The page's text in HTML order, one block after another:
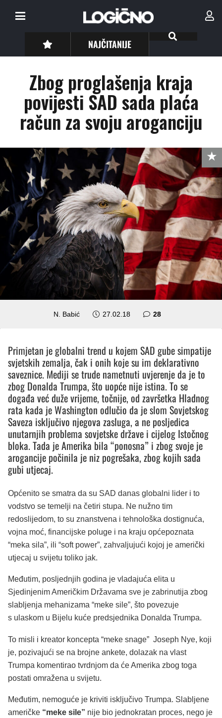
NAJČITANIJE
Zbog proglašenja kraja
povijesti SAD sada plaća
račun za svoju aroganciju
N. Babić 27.02.18 28komentara
Primjetan je globalni trend u kojem SAD gube simpatije
svjetskih zemalja, čak i onih koje su im deklarativno
saveznice. Mediji se trude nametnuti uvjerenje da je to
zbog Donalda Trumpa, što uopće nije istina. To se
događa već duže vrijeme, točnije, od završetka Hladnog
rata kada je Washington odlučio da je slom Sovjetskog
Saveza isključivo njegova zasluga, a ne posljedica
unutarnjih problema sovjetske države i cijelog Istočnog
bloka. Tada je Amerika bila “ponosna” i zbog svoje je
arogancije počinila je niz pogrešaka, zbog kojih sada
gubi utjecaj.
Općenito se smatra da su SAD danas globalni lider i to
vodstvo se temelji na četiri stupa. Ne nužno tim
redoslijedom, to su znanstvena i tehnološka dostignuća,
vojna moć, financijske poluge i na kraju općepoznata
“meka sila”, ili “soft power”, zahvaljujući kojoj je američki
utjecaj u svijetu toliko jak.
Međutim, posljednjih godina je vladajuća elita u
Sjedinjenim Američkim Državama sve je zabrinutija zbog
slabljenja mehanizama “meke sile”, što povezuje
s ulaskom u Bijelu kuće predsjednika Donalda Trumpa.
To misli i kreator koncepta “meke snage” Joseph Nye, koji
je, pozivajući se na brojne ankete, dolazak na vlast
Trumpa komentirao tvrdnjom da će Amerika zbog toga
postati omražena u svijetu.
Međutim, nemoguće je kriviti isključivo Trumpa. Slabljene
američke “meke sile” nije bio jednokratan proces, nego je